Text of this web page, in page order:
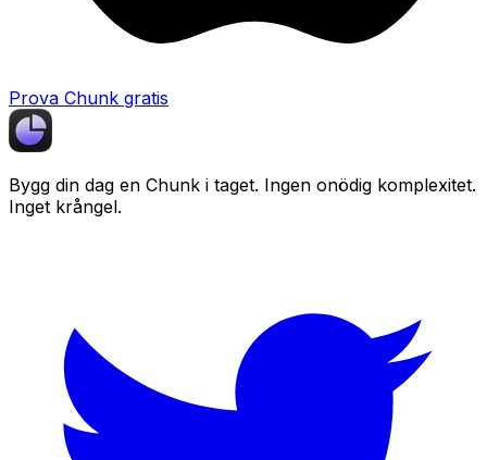
Prova Chunk gratis
Bygg din dag en Chunk i taget. Ingen onödig komplexitet.
Inget krångel.